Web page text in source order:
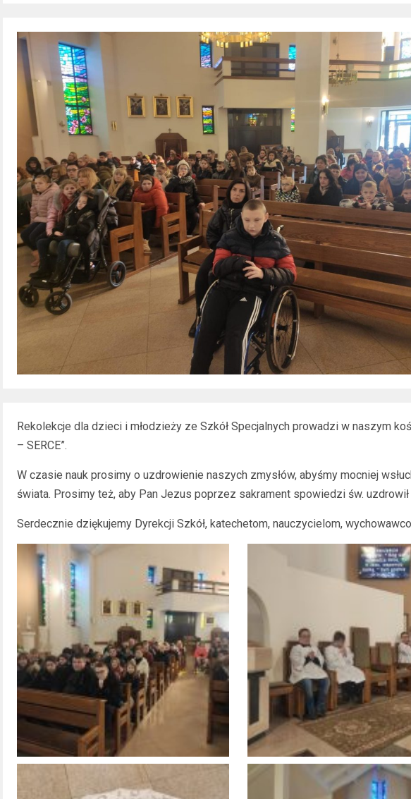
Rekolekcje dla dzieci i młodzieży ze Szkół Specjalnych prowadzi w naszym
– SERCE”.
W czasie nauk prosimy o uzdrowienie naszych zmysłów, abyśmy mocniej
świata. Prosimy też, aby Pan Jezus poprzez sakrament spowiedzi św.
Serdecznie dziękujemy Dyrekcji Szkół, katechetom, nauczycielom,